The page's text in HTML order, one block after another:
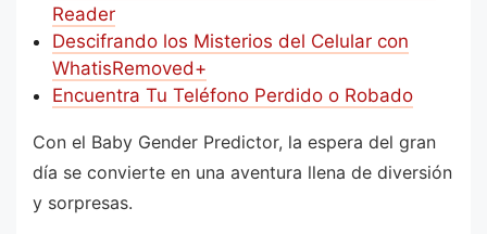
Reader
Descifrando los Misterios del Celular con
WhatisRemoved+
Encuentra Tu Teléfono Perdido o Robado
Con el Baby Gender Predictor, la espera del gran
día se convierte en una aventura llena de diversión
y sorpresas.